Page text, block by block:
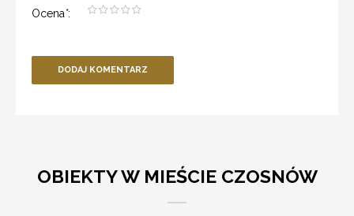
Ocena*:
DODAJ KOMENTARZ
OBIEKTY W MIEŚCIE CZOSNÓW